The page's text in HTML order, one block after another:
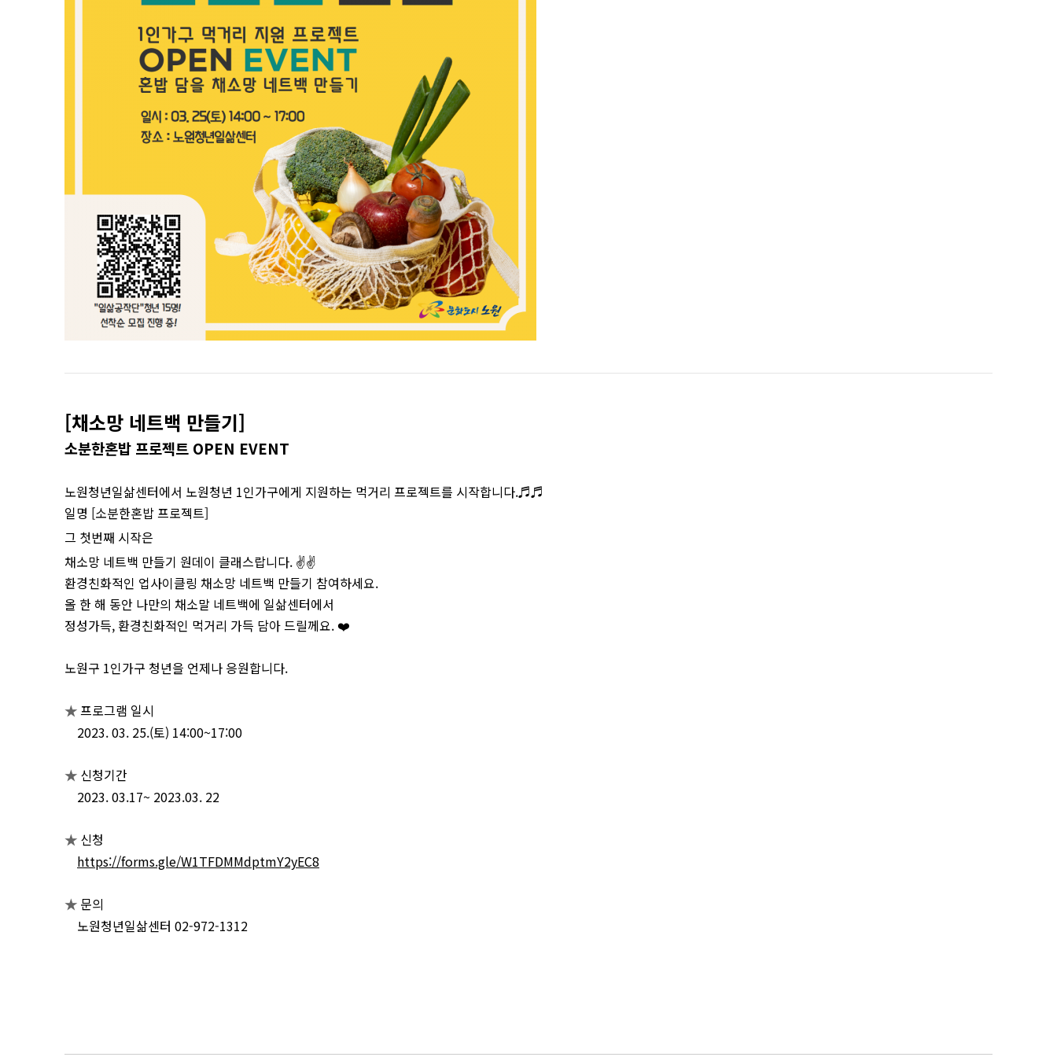
[채소망 네트백 만들기]
소분한혼밥 프로젝트 OPEN EVENT
노원청년일삶센터에서 노원청년 1인가구에게 지원하는 먹거리 프로젝트를 시작합니다.♬♬
일명 [소분한혼밥 프로젝트]
그 첫번째 시작은
채소망 네트백 만들기 원데이 클래스랍니다. ✌️✌️
환경친화적인 업사이클링 채소망 네트백 만들기 참여하세요.
올 한 해 동안 나만의 채소말 네트백에 일삶센터에서
정성가득, 환경친화적인 먹거리 가득 담아 드릴께요. ❤️
노원구 1인가구 청년을 언제나 응원합니다.
★ 프로그램 일시
2023. 03. 25.(토) 14:00~17:00
★ 신청기간
2023. 03.17~ 2023.03. 22
★ 신청
https://forms.gle/W1TFDMMdptmY2yEC8
★ 문의
노원청년일삶센터 02-972-1312